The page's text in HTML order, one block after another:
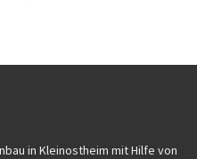
in Kleinostheim mit Hilfe von